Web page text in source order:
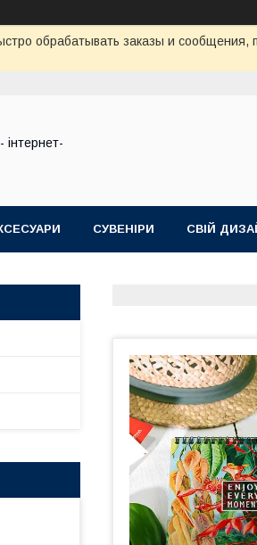
обрабатывать заказы и
інтернет-
СУВЕНІРИ СВІЙ